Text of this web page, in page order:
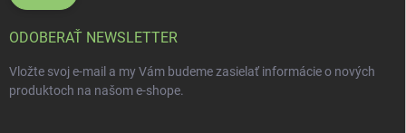
ODOBERAŤ NEWSLETTER
Vložte svoj e-mail a my Vám budeme zasielať informácie o nových
produktoch na našom e-shope.